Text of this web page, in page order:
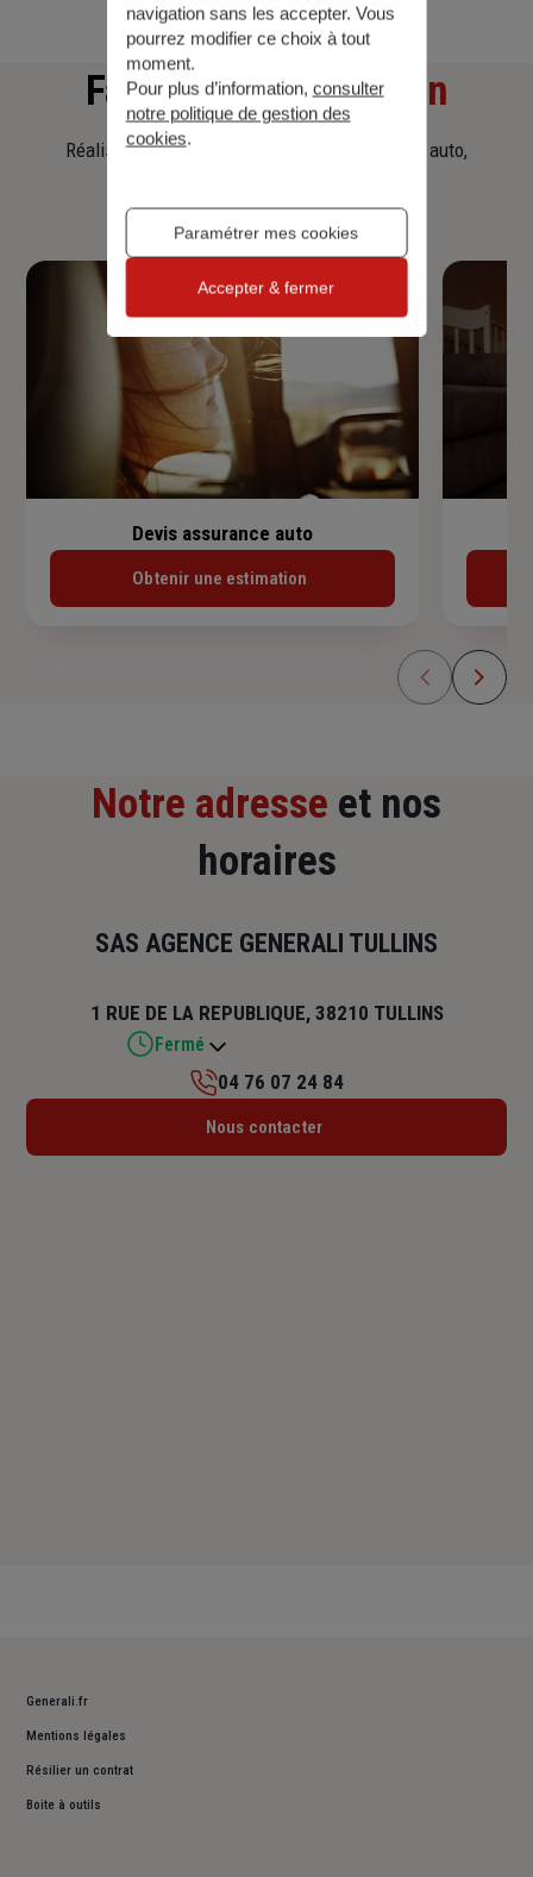
Faitesune simulation
Réalisez une simulation tarifaire d'assurance, auto,
Devis assurance auto
Obtenir une estimation
Notre adresse et nos
horaires
SAS AGENCE GENERALI TULLINS
1 RUE DE LA REPUBLIQUE, 38210 TULLINS
Fermé
Lundi : Fermé
04 76 07 24 84
Nous contacter
Generali.fr
Mentions légales
Résilier un contrat
Boite à outils
navigation sans les accepter. Vous
pourrez modifier ce choix à tout
moment.
Pour plus d’information, consulter
notre politique de gestion des
cookies.
Paramétrer mes cookies
Accepter & fermer